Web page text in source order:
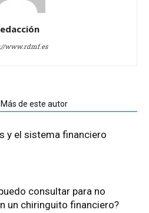
www.rdmf.es
Más de este autor
y el sistema financiero
consultar para no
un chiringuito financiero?